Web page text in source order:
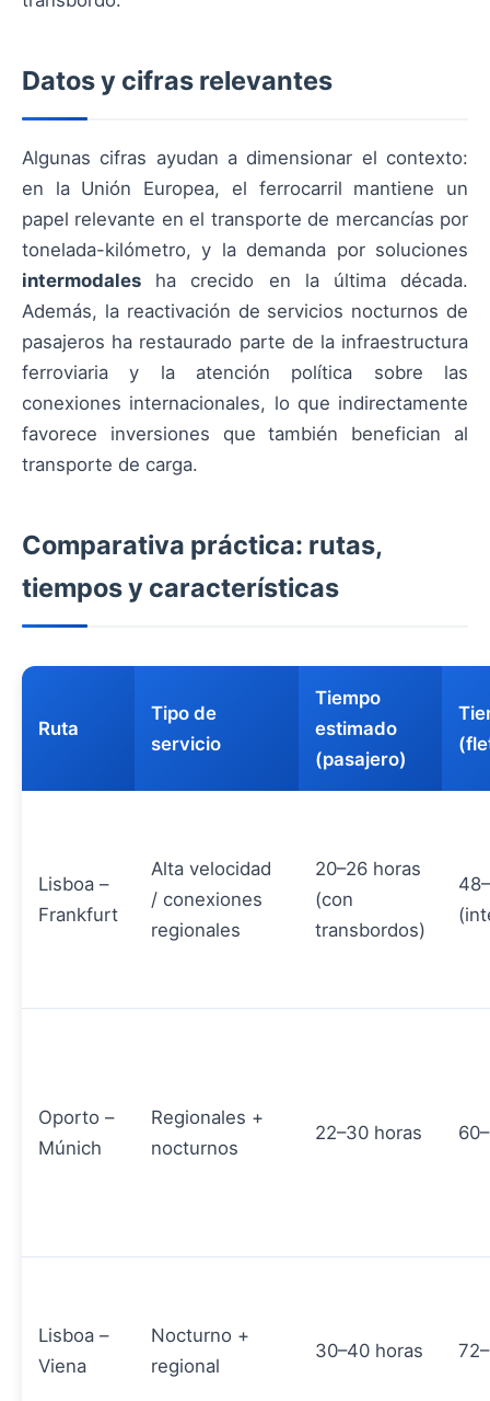
Datos y cifras relevantes
Algunas cifras ayudan a dimensionar el contexto:
en la Unión Europea, el ferrocarril mantiene un
papel relevante en el transporte de mercancías por
tonelada-kilómetro, y la demanda por soluciones
intermodales ha crecido en la última década.
Además, la reactivación de servicios nocturnos de
pasajeros ha restaurado parte de la infraestructura
ferroviaria y la atención política sobre las
conexiones internacionales, lo que indirectamente
favorece inversiones que también benefician al
transporte de carga.
Comparativa práctica: rutas,
tiempos y características
Ruta
Tipo de
servicio
Tiempo
estimado
(pasajero)
Lisboa –
Frankfurt
Alta velocidad
/ conexiones
regionales
20–26 horas
(con
transbordos)
Oporto –
Múnich
Regionales +
nocturnos
22–30 horas
Lisboa –
Viena
Nocturno +
regional
30–40 horas